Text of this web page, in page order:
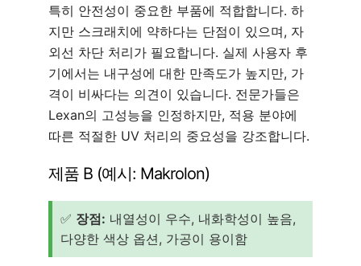
특히 안전성이 중요한 부품에 적합합니다. 하
지만 스크래치에 약하다는 단점이 있으며, 자
외선 차단 처리가 필요합니다. 실제 사용자 후
기에서는 내구성에 대한 만족도가 높지만, 가
격이 비싸다는 의견이 있습니다. 전문가들은
Lexan의 고성능을 인정하지만, 적용 분야에
따른 적절한 UV 처리의 중요성을 강조합니다.
제품 B (예시: Makrolon)
✅ 장점: 내열성이 우수, 내화학성이 높음,
다양한 색상 옵션, 가공이 용이함